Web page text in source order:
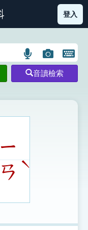
部首索引表圖示
登入
語
言
搜
示
圖
片
搜
開
鍵
圖
音讀檢索
ㄧ
ㄢˋ